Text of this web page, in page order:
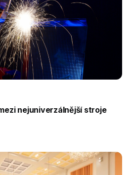
nejuniverzálnější stroje